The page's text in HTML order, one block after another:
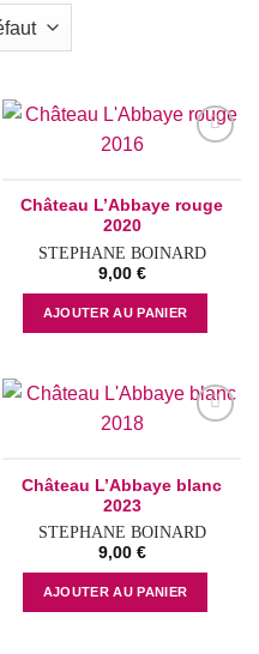
Château L’Abbaye rouge
2020
STEPHANE BOINARD
9,00 €
AJOUTER AU PANIER
Château L’Abbaye blanc
2023
STEPHANE BOINARD
9,00 €
AJOUTER AU PANIER